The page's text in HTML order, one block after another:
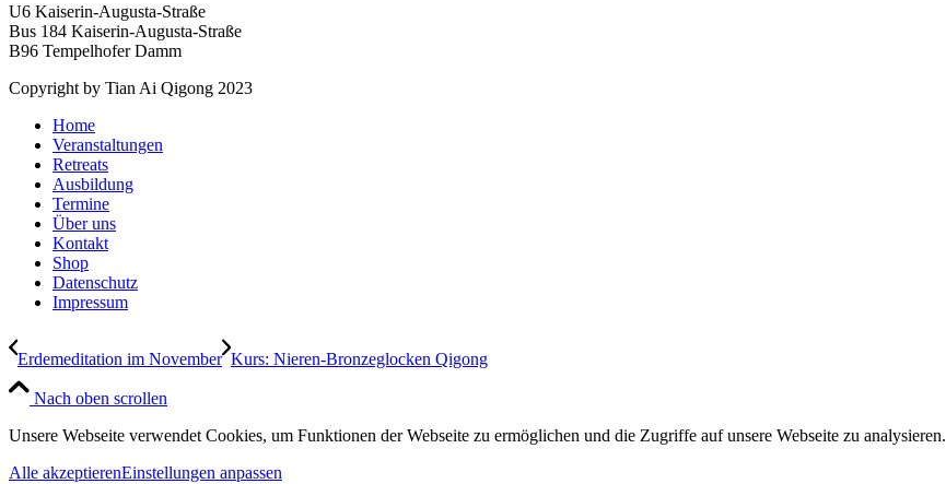
U6 Kaiserin-Augusta-Straße
Bus 184 Kaiserin-Augusta-Straße
B96 Tempelhofer Damm
Copyright by Tian Ai Qigong 2023
Home
Veranstaltungen
Retreats
Ausbildung
Termine
Über uns
Kontakt
Shop
Datenschutz
Impressum
Erdemeditation im November Kurs: Nieren-Bronzeglocken Qigong
Nach oben scrollen
Unsere Webseite verwendet Cookies, um Funktionen der Webseite zu ermöglichen und die Zugriffe auf unsere Webseite zu analysieren.
Alle akzeptierenEinstellungen anpassen